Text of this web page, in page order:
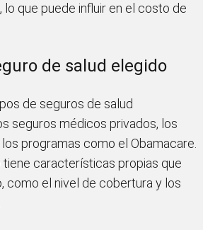
lo que puede influir en el costo de
de salud elegido
de seguros de salud
seguros médicos privados, los
programas como el Obamacare.
tiene características propias que
como el nivel de cobertura y los